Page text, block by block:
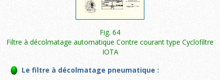
Fig. 64
Filtre à décolmatage automatique Contre courant type Cyclofiltre
IOTA
Le filtre à décolmatage pneumatique :